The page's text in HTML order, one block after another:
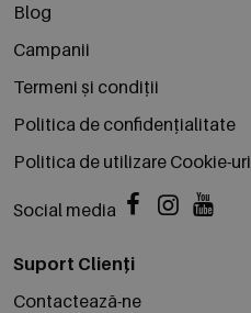
Blog
Campanii
Termeni și condiții
Politica de confidențialitate
Politica de utilizare Cookie-uri
Social media
Suport Clienți
Contactează-ne